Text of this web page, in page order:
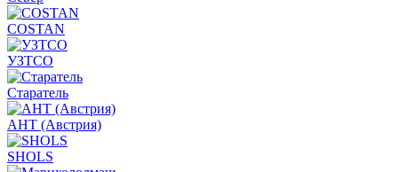
COSTAN
УЗТСО
Старатель
АНТ (Австрия)
SHOLS